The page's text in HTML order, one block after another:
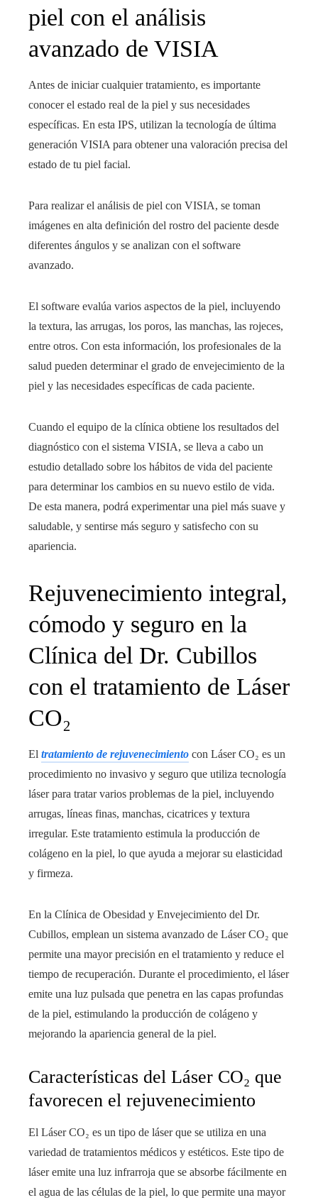
piel con el análisis
avanzado de VISIA
Antes de iniciar cualquier tratamiento, es importante
conocer el estado real de la piel y sus necesidades
específicas. En esta IPS, utilizan la tecnología de última
generación VISIA para obtener una valoración precisa del
estado de tu piel facial.
Para realizar el análisis de piel con VISIA, se toman
imágenes en alta definición del rostro del paciente desde
diferentes ángulos y se analizan con el software
avanzado.
El software evalúa varios aspectos de la piel, incluyendo
la textura, las arrugas, los poros, las manchas, las rojeces,
entre otros. Con esta información, los profesionales de la
salud pueden determinar el grado de envejecimiento de la
piel y las necesidades específicas de cada paciente.
Cuando el equipo de la clínica obtiene los resultados del
diagnóstico con el sistema VISIA, se lleva a cabo un
estudio detallado sobre los hábitos de vida del paciente
para determinar los cambios en su nuevo estilo de vida.
De esta manera, podrá experimentar una piel más suave y
saludable, y sentirse más seguro y satisfecho con su
apariencia.
Rejuvenecimiento integral,
cómodo y seguro en la
Clínica del Dr. Cubillos
con el tratamiento de Láser
CO₂
El tratamiento de rejuvenecimiento con Láser CO₂ es un
procedimiento no invasivo y seguro que utiliza tecnología
láser para tratar varios problemas de la piel, incluyendo
arrugas, líneas finas, manchas, cicatrices y textura
irregular. Este tratamiento estimula la producción de
colágeno en la piel, lo que ayuda a mejorar su elasticidad
y firmeza.
En la Clínica de Obesidad y Envejecimiento del Dr.
Cubillos, emplean un sistema avanzado de Láser CO₂ que
permite una mayor precisión en el tratamiento y reduce el
tiempo de recuperación. Durante el procedimiento, el láser
emite una luz pulsada que penetra en las capas profundas
de la piel, estimulando la producción de colágeno y
mejorando la apariencia general de la piel.
Características del Láser CO₂ que
favorecen el rejuvenecimiento
El Láser CO₂ es un tipo de láser que se utiliza en una
variedad de tratamientos médicos y estéticos. Este tipo de
láser emite una luz infrarroja que se absorbe fácilmente en
el agua de las células de la piel, lo que permite una mayor